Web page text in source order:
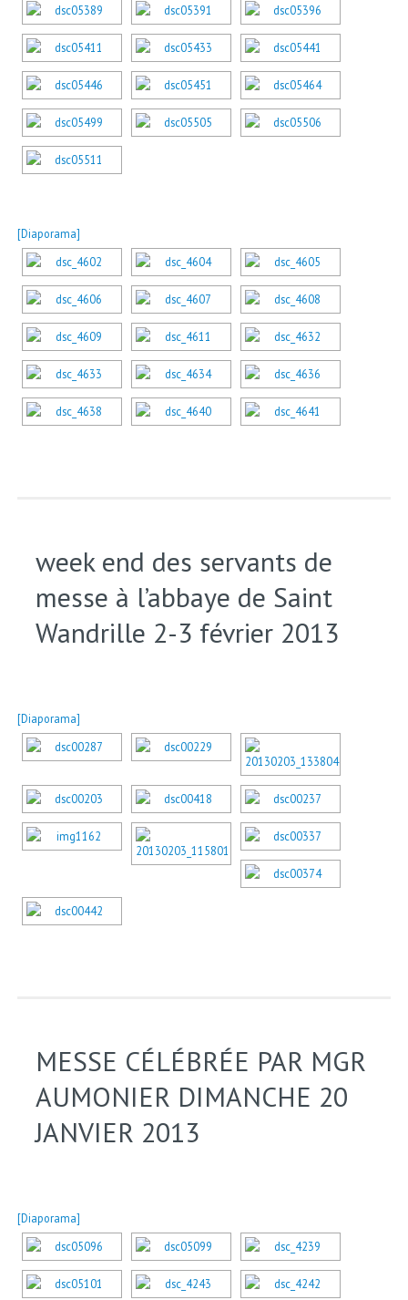
[Diaporama]
week end des servants de
messe à l’abbaye de Saint
Wandrille 2-3 février 2013
[Diaporama]
MESSE CÉLÉBRÉE PAR MGR
AUMONIER DIMANCHE 20
JANVIER 2013
[Diaporama]